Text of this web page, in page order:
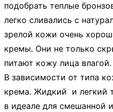
подобрать теплые
легко сливались с
зрелой кожи очень
кремы. Они не только
питают кожу лица влагой.
В зависимости от типа
крема. Жидкий и легкий
в идеале для смешанной